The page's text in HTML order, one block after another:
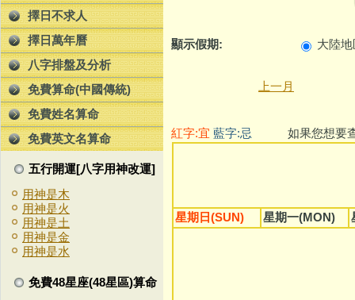
擇日不求人
擇日萬年曆
八字排盤及分析
免費算命(中國傳統)
免費姓名算命
免費英文名算命
五行開運[八字用神改運]
用神是木
用神是火
用神是土
用神是金
用神是水
免費48星座(48星區)算命
顯示假期: 大陸
上一月
紅字:宜 藍字:忌 如果您想要查看
星期日(SUN) 星期一(MON)